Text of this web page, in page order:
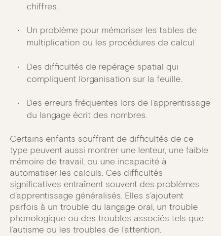
chiffres.
Un problème pour mémoriser les tables de
multiplication ou les procédures de calcul.
Des difficultés de repérage spatial qui
compliquent l’organisation sur la feuille.
Des erreurs fréquentes lors de l’apprentissage
du langage écrit des nombres.
Certains enfants souffrant de difficultés de ce
type peuvent aussi montrer une lenteur, une faible
mémoire de travail, ou une incapacité à
automatiser les calculs. Ces difficultés
significatives entraînent souvent des problèmes
d’apprentissage généralisés. Elles s’ajoutent
parfois à un trouble du langage oral, un trouble
phonologique ou des troubles associés tels que
l’autisme ou les troubles de l’attention.